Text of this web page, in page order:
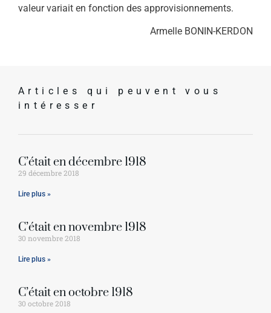
valeur variait en fonction des approvisionnements.
Armelle BONIN-KERDON
Articles qui peuvent vous
intéresser
C’était en décembre 1918
29 décembre 2018
Lire plus »
C’était en novembre 1918
30 novembre 2018
Lire plus »
C’était en octobre 1918
30 octobre 2018